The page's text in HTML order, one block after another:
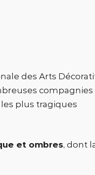
des Arts
compagnies
plus tragiques
et ombres, dont